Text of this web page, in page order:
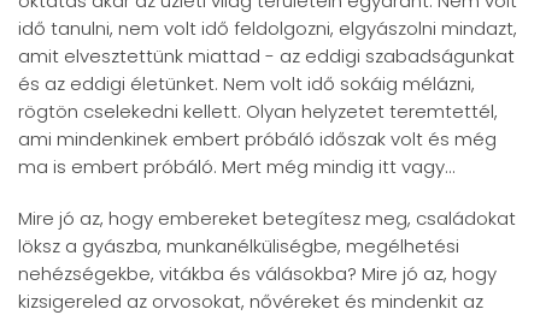
idő tanulni, nem volt idő feldolgozni, elgyászolni mindazt,
amit elvesztettünk miattad - az eddigi szabadságunkat
és az eddigi életünket. Nem volt idő sokáig mélázni,
rögtön cselekedni kellett. Olyan helyzetet teremtettél,
ami mindenkinek embert próbáló időszak volt és még
ma is embert próbáló. Mert még mindig itt vagy...
Mire jó az, hogy embereket betegítesz meg, családokat
löksz a gyászba, munkanélküliségbe, megélhetési
nehézségekbe, vitákba és válásokba? Mire jó az, hogy
kizsigereled az orvosokat, nővéreket és mindenkit az